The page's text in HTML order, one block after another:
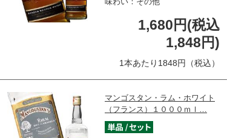
1,680円(税込
1,848円)
1本あたり1848円（税込）
マンゴスタン・ラム・ホワイト
（フランス）１０００ｍｌ…